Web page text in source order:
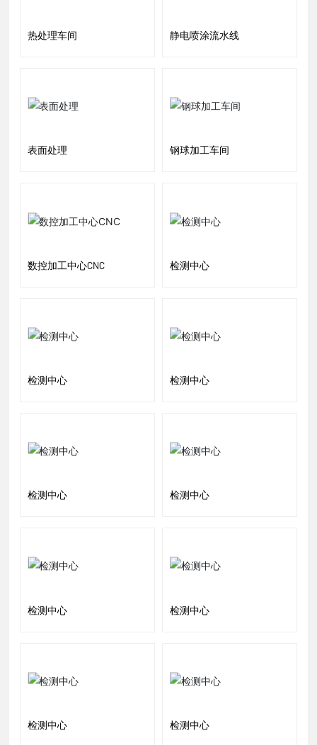
热处理车间 静电喷涂流水线
表面处理 钢球加工车间
数控加工中心CNC 检测中心
检测中心 检测中心
检测中心 检测中心
检测中心 检测中心
检测中心 检测中心